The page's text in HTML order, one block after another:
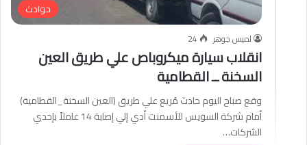
حوادث
لميس جوهر 24
انقلاب سيارة ميكروباص علي طريق العين
السخنة ــ القطامية
وقع صباح اليوم حادث مُريع علي طريق (العين السخنة_القطامية)
أمام شركة السويس للأسمنت أدي إلي إصابة 14 عاملاً بإحدي
الشركات…